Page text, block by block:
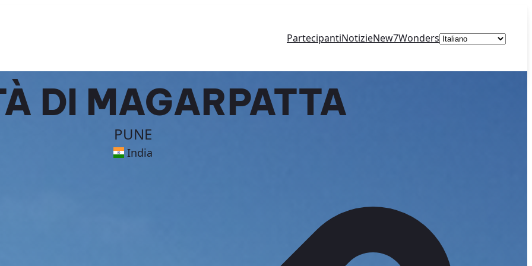
PartecipantiNotizieNew7WondersScegli
DI MAGARPATTA
PUNE
India